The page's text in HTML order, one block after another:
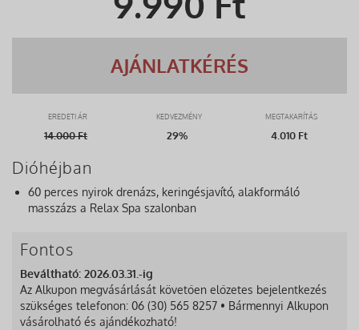
AJÁNLATKÉRÉS
EREDETI ÁR KEDVEZMÉNY MEGTAKARÍTÁS
14.000Ft 29% 4.010 Ft
Dióhéjban
60 perces nyirok drenázs, keringésjavító, alakformáló
masszázs a Relax Spa szalonban
Fontos
Beváltható: 2026.03.31.-ig
Az Alkupon megvásárlását követően előzetes bejelentkezés
szükséges telefonon: 06 (30) 565 8257 • Bármennyi Alkupon
vásárolható és ajándékozható!